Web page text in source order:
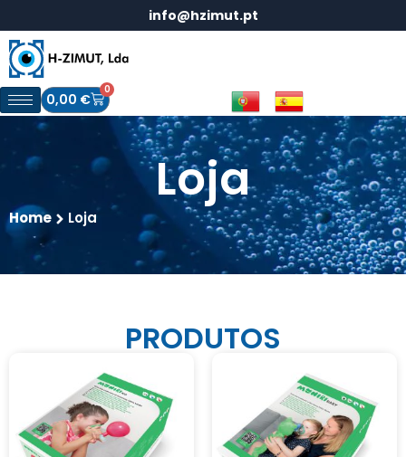
info@hzimut.pt
0,00 €
0
Loja
Home Loja
PRODUTOS